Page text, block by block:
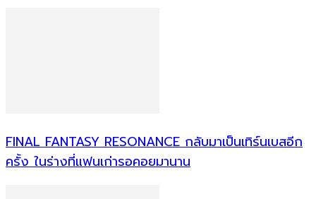
FINAL FANTASY RESONANCE กลับมาเป็นเทิร์นเบสอีก
ครั้ง ในร่างที่แฟนเก่ารอคอยมานาน